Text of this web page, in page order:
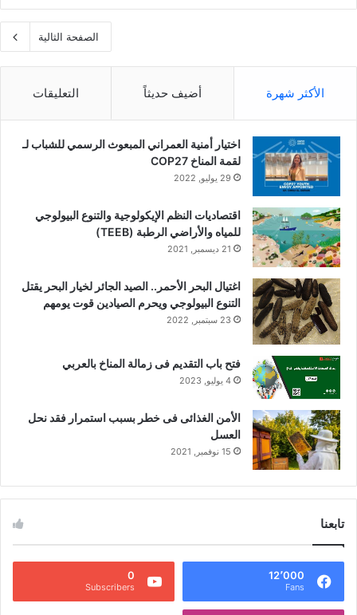
الصفحة الثالية
الأكثر شهرة أضيف حديثاً التعليقات
اختيار أمنية العمراني المبعوث الرسمي للشباب لـ
لقمة المناخ COP27
29 يوليو, 2022
اقتصاديات النظم الإيكولوجية والتنوع البيولوجي
للمياه والأراضي الرطبة (TEEB)
21 ديسمبر, 2021
اغتيال البحر الأحمر.. الصيد الجائر لخيار البحر يقتل
التنوع البيولوجي ويحرم الصيادين قوت يومهم
23 سبتمبر, 2022
فتح باب التقديم فى زمالة المناخ بالعربي
4 يوليو, 2023
الأمن الغذائى فى خطر بسبب استمرار فقد نحل
العسل
15 نوفمبر, 2021
تابعنا
12٬000
Fans
0
Subscribers